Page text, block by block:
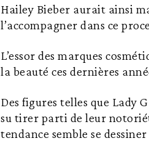
Hailey Bieber aurait ainsi
l’accompagner dans ce
L’essor des marques
la beauté ces dernières
Des figures telles que Lady
su tirer parti de leur
tendance semble se